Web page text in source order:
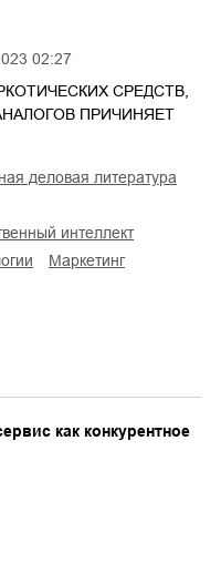
02:27
СРЕДСТВ,
ПРИЧИНЯЕТ
деловая литература
интеллект
маркетинг
как конкурентное